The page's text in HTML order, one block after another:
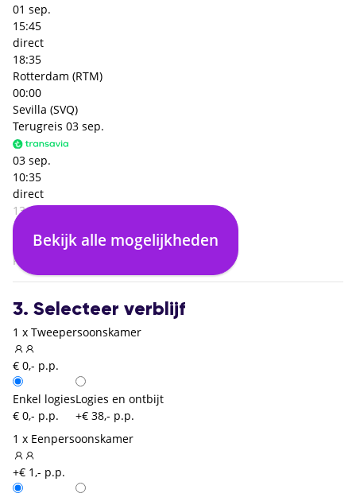
01 sep.
15:45
direct
18:35
Rotterdam (RTM)
00:00
Sevilla (SVQ)
Terugreis 03 sep.
03 sep.
10:35
direct
13:30
Sevilla (SVQ)
00:00
Rotterdam (RTM)
Bekijk alle mogelijkheden
3. Selecteer verblijf
1 x Tweepersoonskamer
€ 0,- p.p.
Enkel logies
€ 0,- p.p.
Logies en ontbijt
+€ 38,- p.p.
1 x Eenpersoonskamer
+€ 1,- p.p.